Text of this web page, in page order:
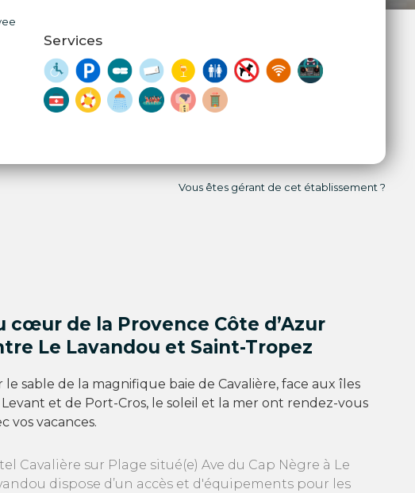
Services
Vous êtes gérant de cet établissement ?
cœur de la Provence Côte d’Azur
Le Lavandou et Saint-Tropez
le sable de la magnifique baie de Cavalière, face aux îles
et de Port-Cros, le soleil et la mer ont rendez-vous
vos vacances.
Cavalière sur Plage situé(e) Ave du Cap Nègre à Le
dispose d’un accès et d'équipements pour les